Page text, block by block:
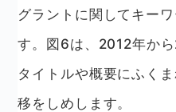
グラントに関してキー
す。図6は、2012年か
タイトルや概要にふく
移をしめします。